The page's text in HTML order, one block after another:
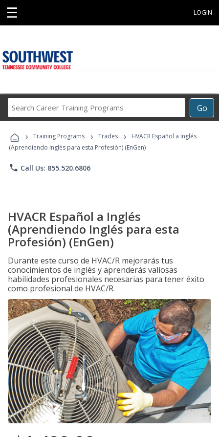
☰ LOGIN
Go
Career
Programs
› Training Programs › Trades ›
HVACR Español a Inglés
(Aprendiendo Inglés para esta Profesión) (EnGen)
phone Call Us: 855.520.6806
HVACR Español a Inglés
(Aprendiendo Inglés para esta
Profesión) (EnGen)
Durante este curso de HVAC/R mejorarás tus
conocimientos de inglés y aprenderás valiosas
habilidades profesionales necesarias para tener éxito
como profesional de HVAC/R.